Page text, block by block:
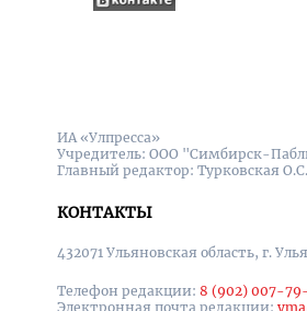
ИА «Улпресса»
Учредитель: ООО "Симбирск-
Главный редактор: Турковская О.С.
КОНТАКТЫ
432071 Ульяновская область, г.
Телефон редакции: 8 (902) 007-
Электронная почта редакции: